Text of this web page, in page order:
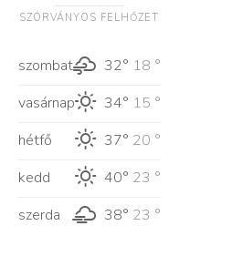
SZÓRVÁNYOS FELHŐZET
szombat 32° 18 °
vasárnap
34° 15 °
hétfő
37° 20 °
kedd
40° 23 °
szerda
38° 23 °